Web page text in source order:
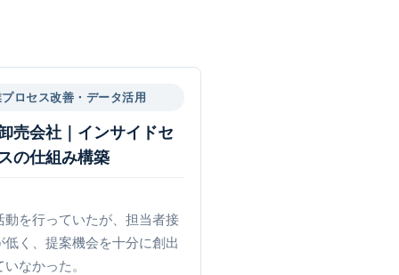
ロセス改善・データ活用
売会社｜インサイドセ
の仕組み構築
動を行っていたが、担当者接
低く、提案機会を十分に創出
なかった。